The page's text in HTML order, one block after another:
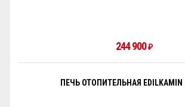
244 900 ₽
ПЕЧЬ ОТОПИТЕЛЬНАЯ EDILKAMIN